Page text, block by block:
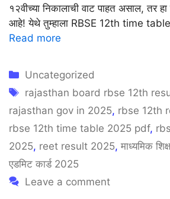
१२वीच्या निकालाची वाट पाहत असाल, तर हा
आहे! येथे तुम्हाला RBSE 12th time
Read more
Categories
Uncategorized
Tags
rajasthan board rbse 12th
rajasthan gov in 2025, rbse 12th
rbse 12th time table 2025 pdf,
2025, reet result 2025, माध्यमिक
एडमिट कार्ड 2025
Leave a comment